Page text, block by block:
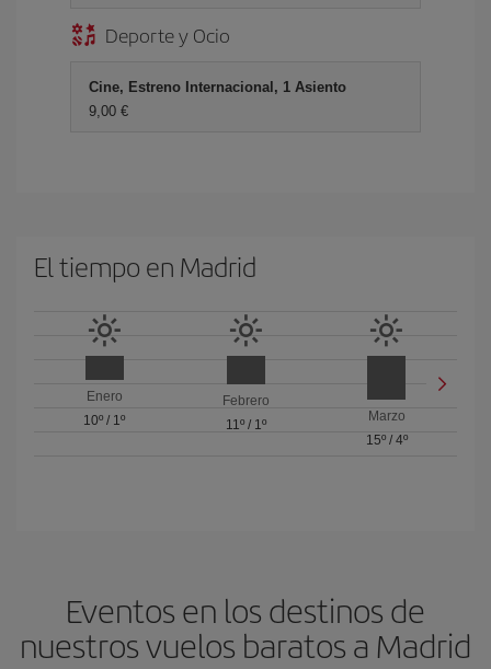
Deporte y Ocio
Cine, Estreno Internacional, 1 Asiento
9,00
El tiempo en Madrid
Enero
10º / 1º
Febrero
11º/ 1º
Marzo
15º/ 4º
Eventos en los destinos de
nuestros vuelos baratos a Madrid